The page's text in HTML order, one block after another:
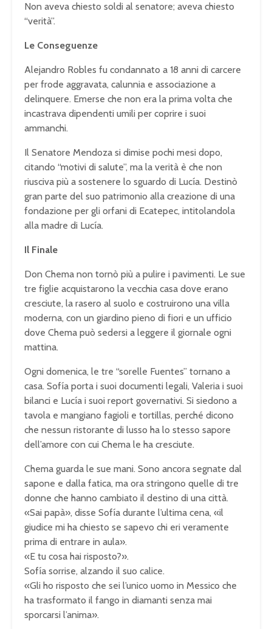
Non aveva chiesto soldi al senatore; aveva chiesto
“verità”.
Le Conseguenze
Alejandro Robles fu condannato a 18 anni di carcere
per frode aggravata, calunnia e associazione a
delinquere. Emerse che non era la prima volta che
incastrava dipendenti umili per coprire i suoi
ammanchi.
Il Senatore Mendoza si dimise pochi mesi dopo,
citando “motivi di salute”, ma la verità è che non
riusciva più a sostenere lo sguardo di Lucía. Destinò
gran parte del suo patrimonio alla creazione di una
fondazione per gli orfani di Ecatepec, intitolandola
alla madre di Lucía.
Il Finale
Don Chema non tornò più a pulire i pavimenti. Le sue
tre figlie acquistarono la vecchia casa dove erano
cresciute, la rasero al suolo e costruirono una villa
moderna, con un giardino pieno di fiori e un ufficio
dove Chema può sedersi a leggere il giornale ogni
mattina.
Ogni domenica, le tre “sorelle Fuentes” tornano a
casa. Sofía porta i suoi documenti legali, Valeria i suoi
bilanci e Lucía i suoi report governativi. Si siedono a
tavola e mangiano fagioli e tortillas, perché dicono
che nessun ristorante di lusso ha lo stesso sapore
dell’amore con cui Chema le ha cresciute.
Chema guarda le sue mani. Sono ancora segnate dal
sapone e dalla fatica, ma ora stringono quelle di tre
donne che hanno cambiato il destino di una città.
«Sai papà», disse Sofía durante l’ultima cena, «il
giudice mi ha chiesto se sapevo chi eri veramente
prima di entrare in aula».
«E tu cosa hai risposto?».
Sofía sorrise, alzando il suo calice.
«Gli ho risposto che sei l’unico uomo in Messico che
ha trasformato il fango in diamanti senza mai
sporcarsi l’anima».